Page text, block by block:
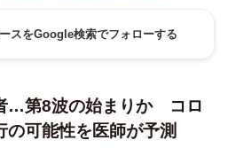
スをGoogle検索でフォローする
…第8波の始まりか コロ
可能性を医師が予測